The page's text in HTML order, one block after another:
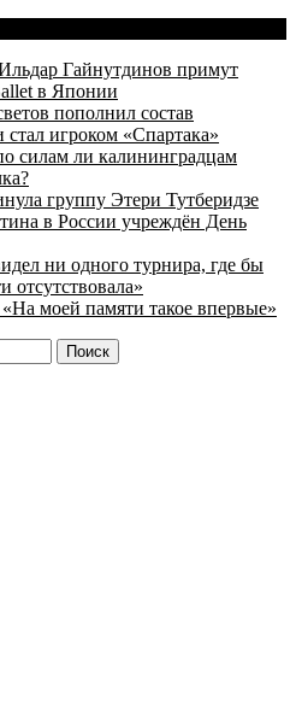
Гайнутдинов примут
в Японии
пополнил состав
игроком «Спартака»
ли калининградцам
группу Этери Тутберидзе
в России учреждён День
ни одного турнира, где бы
отсутствовала»
моей памяти такое впервые»